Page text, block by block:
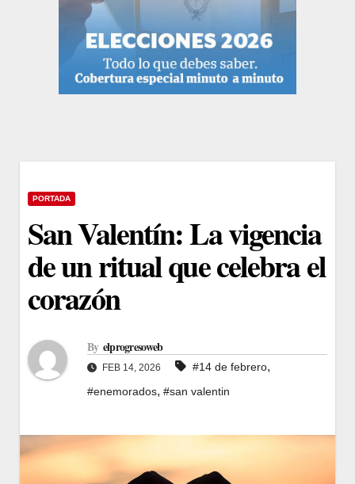
PORTADA
San Valentín: La vigencia
de un ritual que celebra el
corazón
By elprogresoweb
FEB 14, 2026 #14 de febrero,
#enemorados, #san valentin